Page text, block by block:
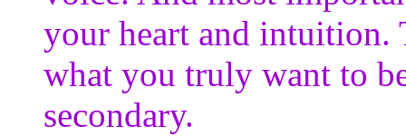
your heart and intuition.
what you truly want to
secondary.